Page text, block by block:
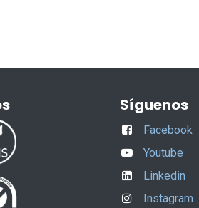
Síguenos
Facebook
Youtube
Linkedin
Instagram